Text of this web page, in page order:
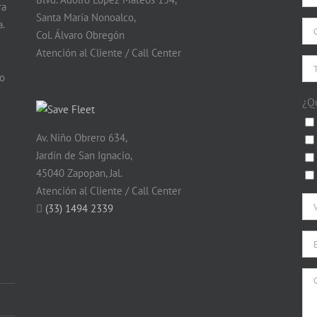
Santa María Nonoalco,
Col. Álvaro Obregón
Atención al Cliente / Call Center
Av. Niño Obrero 634,
Jardín de San Ignacio,
45040 Zapopan, Jal.
Atención al Cliente / Call Center
(33) 1494 2339